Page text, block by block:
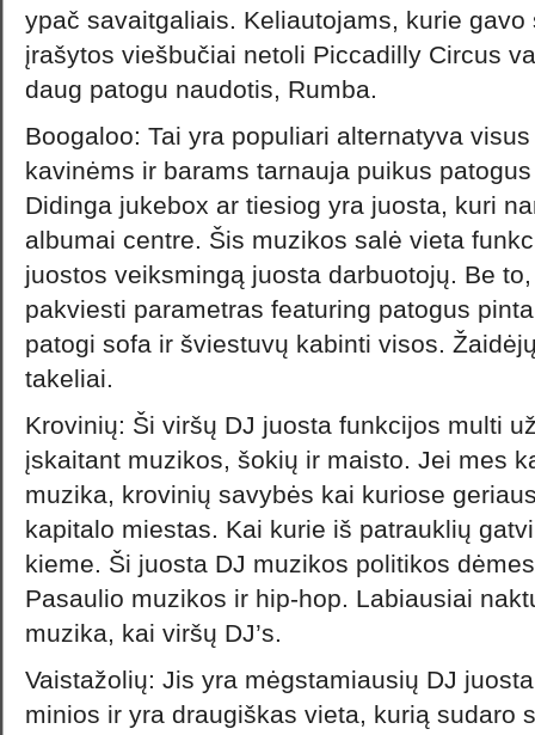
ypač savaitgaliais. Keliautojams, kurie
įrašytos viešbučiai netoli Piccadilly Circus
daug patogu naudotis, Rumba.
Boogaloo: Tai yra populiari alternatyva
kavinėms ir barams tarnauja puikus
Didinga jukebox ar tiesiog yra juosta, kuri
albumai centre. Šis muzikos salė vieta
juostos veiksmingą juosta darbuotojų. Be
pakviesti parametras featuring patogus
patogi sofa ir šviestuvų kabinti visos.
takeliai.
Krovinių: Ši viršų DJ juosta funkcijos multi
įskaitant muzikos, šokių ir maisto. Jei mes
muzika, krovinių savybės kai kuriose
kapitalo miestas. Kai kurie iš patrauklių
kieme. Ši juosta DJ muzikos politikos
Pasaulio muzikos ir hip-hop. Labiausiai
muzika, kai viršų DJ’s.
Vaistažolių: Jis yra mėgstamiausių DJ
minios ir yra draugiškas vieta, kurią sudaro